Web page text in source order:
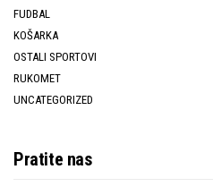
FUDBAL
KOŠARKA
OSTALI SPORTOVI
RUKOMET
UNCATEGORIZED
Pratite nas